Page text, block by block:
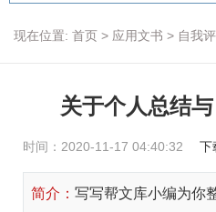
现在位置: 首页 > 应用文书 > 自我
关于个人总结
时间：2020-11-17 04:40:32 下
简介： 写写帮文库小编为你